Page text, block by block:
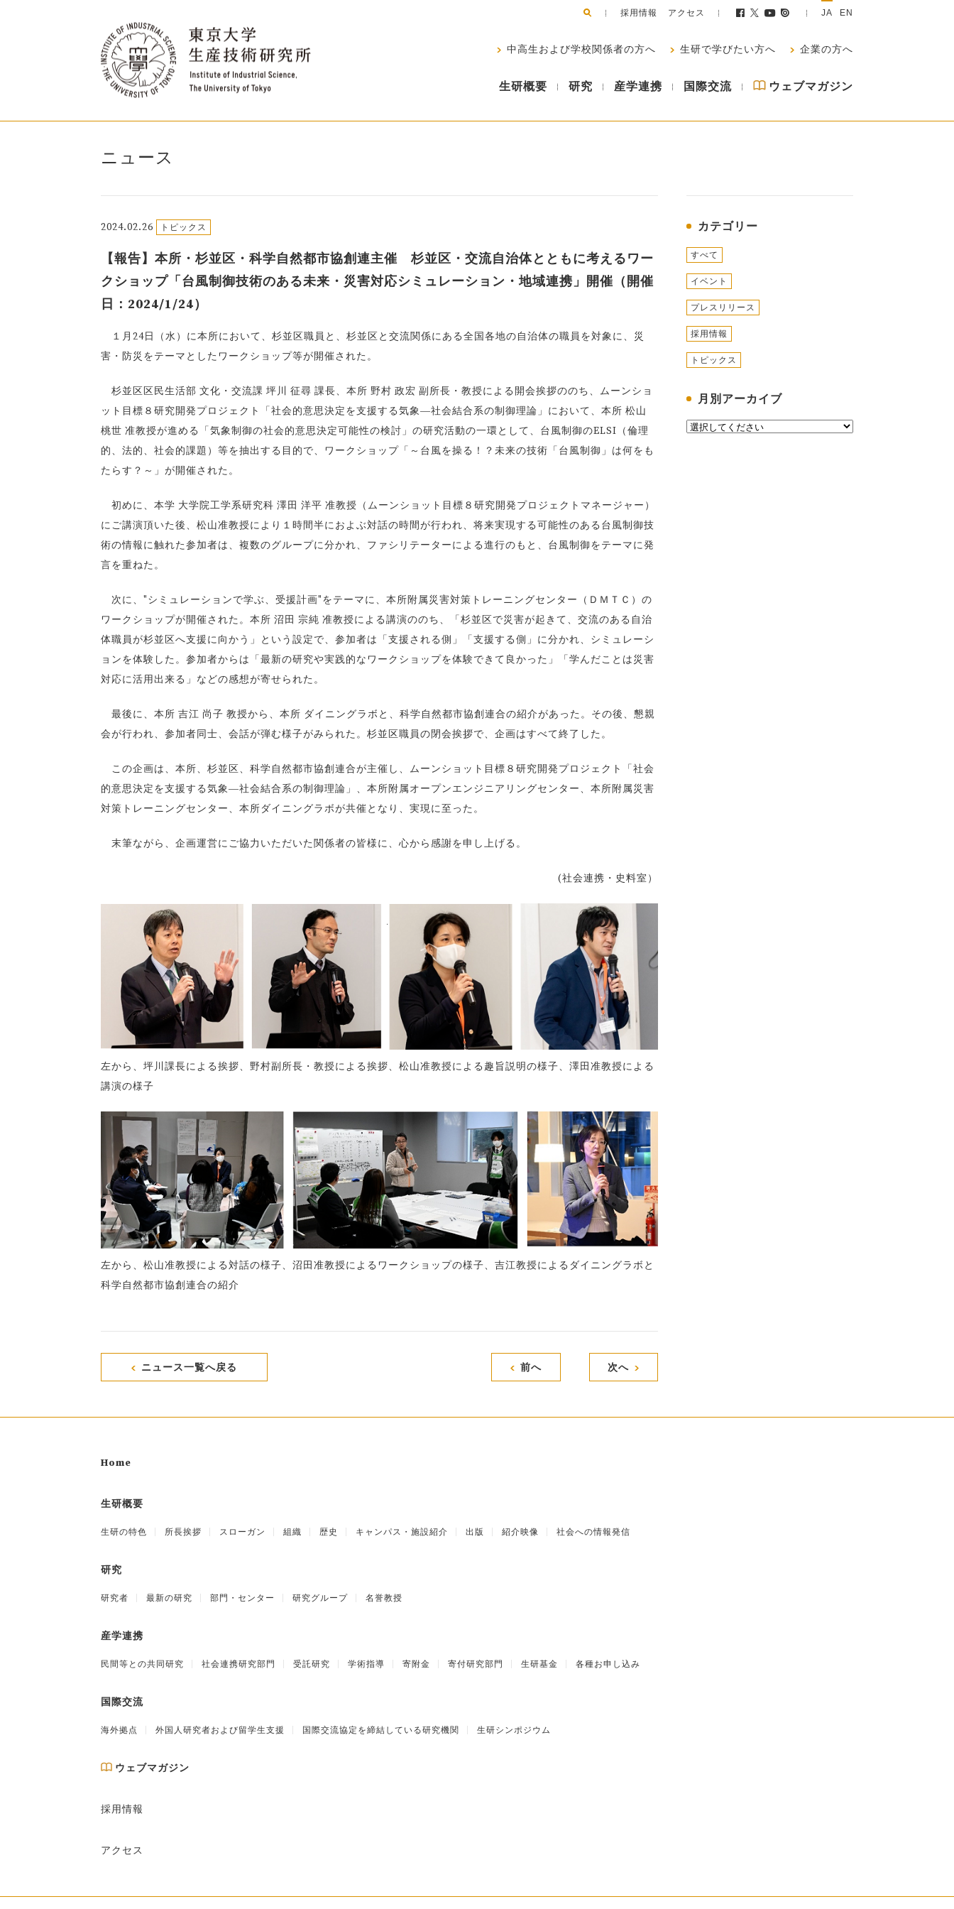
採用情報 アクセス JA EN
中高生および学校関係者の方へ 生研で学びたい方へ 企業の方へ
生研概要 研究 産学連携 国際交流 ウェブマガジン
ニュース
2024.02.26 トピックス
【報告】本所・杉並区・科学自然都市協創連主催 杉並区・交流自治体とともに考えるワー
クショップ「台風制御技術のある未来・災害対応シミュレーション・地域連携」開催（開催
日：2024/1/24）
１月24日（水）に本所において、杉並区職員と、杉並区と交流関係にある全国各地の自治体の職員を対象に、災
害・防災をテーマとしたワークショップ等が開催された。
杉並区区民生活部 文化・交流課 坪川 征尋 課長、本所 野村 政宏 副所長・教授による開会挨拶ののち、ムーンショ
ット目標８研究開発プロジェクト「社会的意思決定を支援する気象―社会結合系の制御理論」において、本所 松山
桃世 准教授が進める「気象制御の社会的意思決定可能性の検討」の研究活動の一環として、台風制御のELSI（倫理
的、法的、社会的課題）等を抽出する目的で、ワークショップ「～台風を操る！？未来の技術「台風制御」は何をも
たらす？～」が開催された。
初めに、本学 大学院工学系研究科 澤田 洋平 准教授（ムーンショット目標８研究開発プロジェクトマネージャー）
にご講演頂いた後、松山准教授により１時間半におよぶ対話の時間が行われ、将来実現する可能性のある台風制御技
術の情報に触れた参加者は、複数のグループに分かれ、ファシリテーターによる進行のもと、台風制御をテーマに発
言を重ねた。
次に、"シミュレーションで学ぶ、受援計画"をテーマに、本所附属災害対策トレーニングセンター（ＤＭＴＣ）の
ワークショップが開催された。本所 沼田 宗純 准教授による講演ののち、「杉並区で災害が起きて、交流のある自治
体職員が杉並区へ支援に向かう」という設定で、参加者は「支援される側」「支援する側」に分かれ、シミュレーシ
ョンを体験した。参加者からは「最新の研究や実践的なワークショップを体験できて良かった」「学んだことは災害
対応に活用出来る」などの感想が寄せられた。
最後に、本所 吉江 尚子 教授から、本所 ダイニングラボと、科学自然都市協創連合の紹介があった。その後、懇親
会が行われ、参加者同士、会話が弾む様子がみられた。杉並区職員の閉会挨拶で、企画はすべて終了した。
この企画は、本所、杉並区、科学自然都市協創連合が主催し、ムーンショット目標８研究開発プロジェクト「社会
的意思決定を支援する気象―社会結合系の制御理論」、本所附属オープンエンジニアリングセンター、本所附属災害
対策トレーニングセンター、本所ダイニングラボが共催となり、実現に至った。
末筆ながら、企画運営にご協力いただいた関係者の皆様に、心から感謝を申し上げる。
(社会連携・史料室）
左から、坪川課長による挨拶、野村副所長・教授による挨拶、松山准教授による趣旨説明の様子、澤田准教授による
講演の様子
左から、松山准教授による対話の様子、沼田准教授によるワークショップの様子、吉江教授によるダイニングラボと
科学自然都市協創連合の紹介
ニュース一覧へ戻る 前へ 次へ
カテゴリー
すべて
イベント
プレスリリース
採用情報
トピックス
月別アーカイブ
Home
生研概要
生研の特色 所長挨拶 スローガン 組織 歴史 キャンパス・施設紹介 出版 紹介映像 社会への情報発信
研究
研究者 最新の研究 部門・センター 研究グループ 名誉教授
産学連携
民間等との共同研究 社会連携研究部門 受託研究 学術指導 寄附金 寄付研究部門 生研基金 各種お申し込み
国際交流
海外拠点 外国人研究者および留学生支援 国際交流協定を締結している研究機関 生研シンポジウム
ウェブマガジン
採用情報
アクセス